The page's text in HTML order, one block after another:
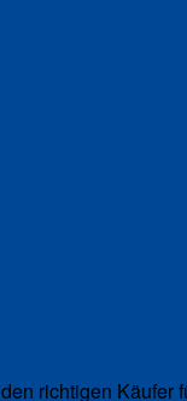
richtigen Käufer